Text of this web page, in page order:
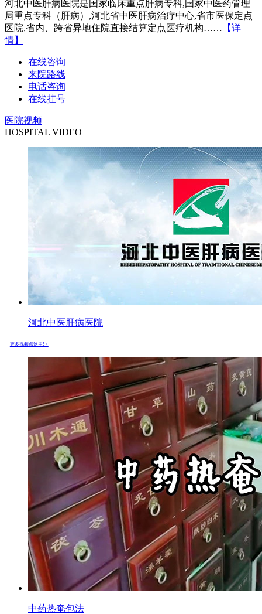
河北中医肝病医院是国家临床重点肝病专科,国家中医药管理
局重点专科（肝病）,河北省中医肝病治疗中心,省市医保定点
医院,省内、跨省异地住院直接结算定点医疗机构…… 【详
情】
在线咨询
来院路线
电话咨询
在线挂号
医院视频
HOSPITAL VIDEO
河北中医肝病医院
更多视频点这里! >
中药热奄包法